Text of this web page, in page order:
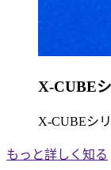
X-CUBE
X-CUBEシ
もっと詳しく知る